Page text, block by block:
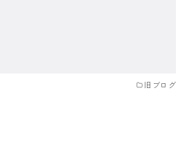
旧ブログ